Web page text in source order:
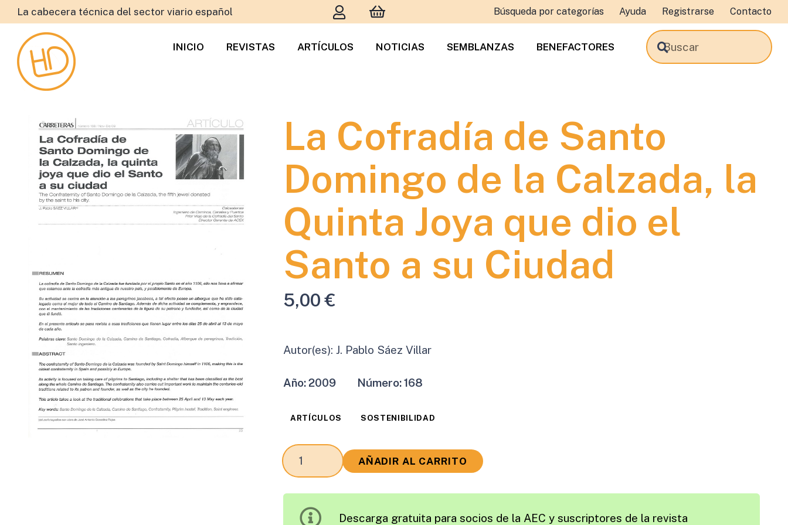
La cabecera técnica del sector viario español Búsqueda por categorías Ayuda Registrarse Contacto
INICIO REVISTAS ARTÍCULOS NOTICIAS SEMBLANZAS BENEFACTORES
La Cofradía de Santo
Domingo de la Calzada, la
Quinta Joya que dio el
Santo a su Ciudad
5,00€
Autor(es): J. Pablo Sáez Villar
Año:2009 Número:168
ARTÍCULOS SOSTENIBILIDAD
La
Cofradía
Domingo
AÑADIR AL CARRITO
Descarga gratuita para socios de la AEC y suscriptores de la revista